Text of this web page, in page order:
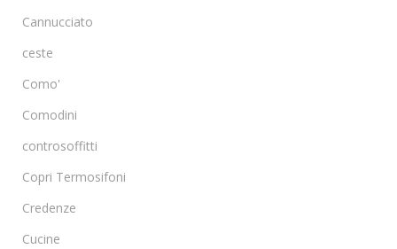
Cannucciato
ceste
Como'
Comodini
controsoffitti
Copri Termosifoni
Credenze
Cucine